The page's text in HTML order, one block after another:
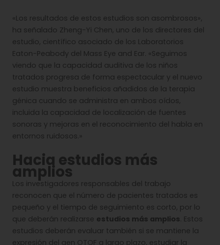
«Los resultados de estos estudios son asombrosos»,
ha señalado Zheng-Yi Chen, uno de los directores del
estudio, científico asociado de los Laboratorios
Eaton-Peabody del Mass Eye and Ear. «Seguimos
viendo que la capacidad auditiva de los niños
tratados progresa de forma espectacular y el nuevo
estudio muestra beneficios añadidos de la terapia
génica cuando se administra en ambos oídos,
incluida la capacidad de localización de fuentes
sonoras y mejoras en el reconocimiento del habla en
entornos ruidosos.»
Hacia estudios más
amplios
Los investigadores responsables del trabajo
reconocen que el número de pacientes tratados es
pequeño y el tiempo de seguimiento es corto, por lo
que deberán realizarse estudios más amplios. Estos
estudios deberán evaluar también si se mantiene la
expresión del gen OTOF a largo plazo, estudiar la